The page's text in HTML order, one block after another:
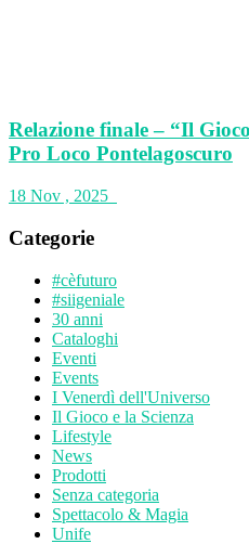
Relazione finale – “Il
Pro Loco Pontelagoscuro
18 Nov , 2025
Categorie
#cèfuturo
#siigeniale
30 anni
Cataloghi
Eventi
Events
I Venerdì dell'Universo
Il Gioco e la Scienza
Lifestyle
News
Prodotti
Senza categoria
Spettacolo & Magia
Unife